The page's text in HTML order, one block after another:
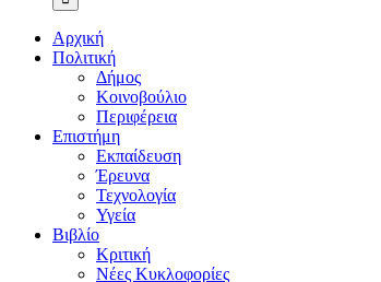
Αρχική
Πολιτική
Δήμος
Κοινοβούλιο
Περιφέρεια
Επιστήμη
Εκπαίδευση
Έρευνα
Τεχνολογία
Υγεία
Βιβλίο
Κριτική
Νέες Κυκλοφορίες